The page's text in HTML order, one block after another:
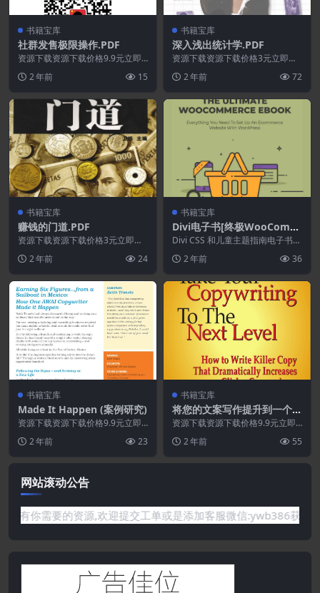
书籍宝库
社群发售极限操作.PDF
资源下载资源下载价格9.9元立即
2 年前 15
书籍宝库
深入浅出统计学.PDF
资源下载资源下载价格3元立即购
2 年前 72
书籍宝库
赚钱的门道.PDF
资源下载资源下载价格3元立即购
买 或 ...
2 年前 24
书籍宝库
Divi电子书[终极WooComm
erce电子书/Divi CSS和子主
题指南]
Divi CSS 和儿童主题指南电子书
如果您是 Divi 用户并且有兴趣提
高您...2 年前 36
书籍宝库
Made It Happen (案例研究)
资源下载资源下载价格9.9元立即
资源永久更新资源!...
2 年前 23
书籍宝库
将您的文案写作提升到一个新
的水平.PDF
资源下载资源下载价格9.9元立即
2 年前 55
网站滚动公告
的资源,欢迎提交工单或是添加客服微信:ywb386获取帮助！